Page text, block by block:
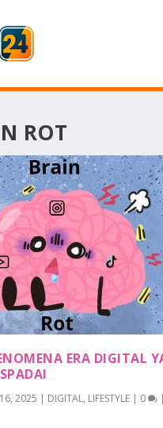
ROT
ERA DIGITAL
2025 | DIGITAL, LIFESTYLE | 0 |